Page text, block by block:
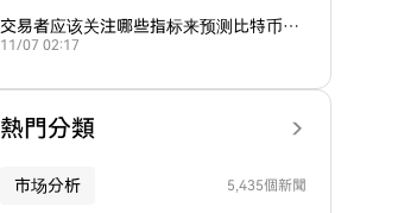
交易者应该关注哪些指标来预测比特币的
下一步走势？
11/07 02:17
熱門分類
市场分析 5,435個新聞